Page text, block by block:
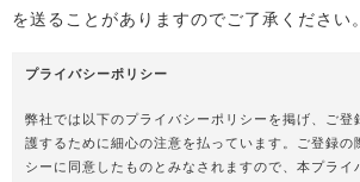
を送ることがありますのでご了承ください。
プライバシーポリシー
弊社では以下のプライバシーポリシーを掲げ、ご登
護するために細心の注意を払っています。ご登録の
シーに同意したものとみなされますので、本プライ